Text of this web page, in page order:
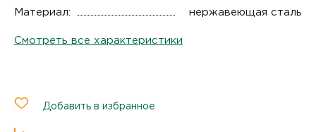
Материал: нержавеющая сталь
Смотреть все характеристики
Добавить в избранное